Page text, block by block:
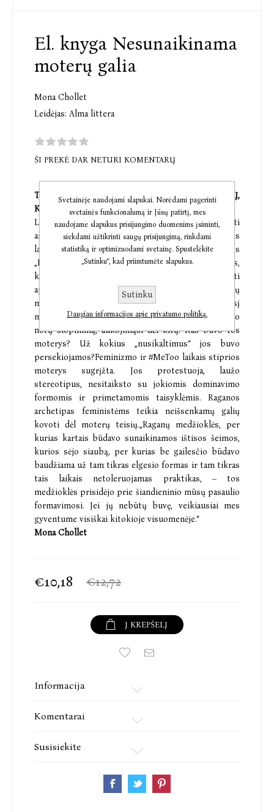
El. knyga Nesunaikinama
moterų galia
Mona Chollet
Leidėjas: Alma littera
ŠI PREKĖ DAR NETURI KOMENTARŲ
TAI KNYGA APIE STIPRIĄ IR LAISVĄ MOTERĮ,
KOKIA JI IR YRA GIMUSI BŪTI!
Laisva, stipri ir nepriklausoma. Moteris, turinti
ambicijų ir nepaisanti visuomenės nuostatų, net šiais
laikais kelia neigiamų emocijų. Iš kur tai?Knygos
„Nesunaikinama moterų galia“ autorė nukelia į laikus,
kai moteris už menkiausią saviraišką galėjo būti
apšaukta ragana ir sudeginta ant laužo. Raganų
medžioklės lėmė per daugelį kartų susiformavusį
moteriškumo supratimą – jų užsisklendimą, savo
norų slopinimą, aukojimąsi dėl kitų. Kas buvo tos
moterys? Už kokius „nusikaltimus“ jos buvo
persekiojamos?Feminizmo ir #MeToo laikais stiprios
moterys sugrįžta. Jos protestuoja, laužo
stereotipus, nesitaiksto su jokiomis dominavimo
formomis ir primetamomis taisyklėmis. Raganos
archetipas feministėms teikia neišsenkamų galių
kovoti dėl moterų teisių.„Raganų medžioklės, per
kurias kartais būdavo sunaikinamos ištisos šeimos,
kurios sėjo siaubą, per kurias be gailesčio būdavo
baudžiama už tam tikras elgesio formas ir tam tikras
tais laikais netoleruojamas praktikas, – tos
medžioklės prisidėjo prie šiandieninio mūsų pasaulio
formavimosi. Jei jų nebūtų buvę, veikiausiai mes
gyventume visiškai kitokioje visuomenėje.“
Mona Chollet
€10,18 €12,72
Į KREPŠELĮ
Informacija
Komentarai
Susisiekite
Svetainėje naudojami slapukai. Norėdami pagerinti
svetainės funkcionalumą ir Jūsų patirtį, mes
naudojame slapukus prisijungimo duomenims įsiminti,
siekdami užtikrinti saugų prisijungimą, rinkdami
statistiką ir optimizuodami svetainę. Spustelėkite
„Sutinku“, kad priimtumėte slapukus.
Sutinku
Daugiau informacijos apie privatumo politiką.